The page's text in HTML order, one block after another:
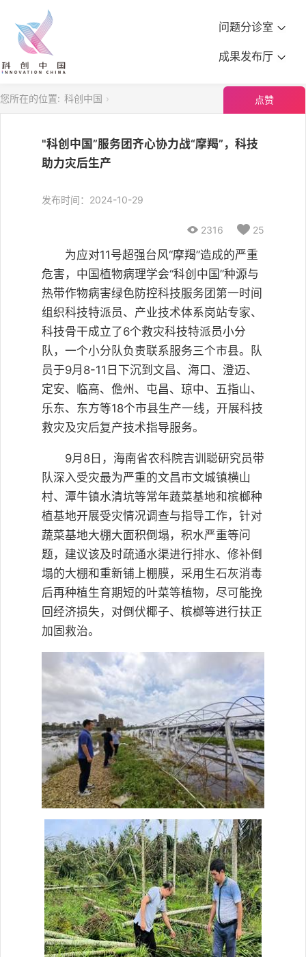
问题分诊室
成果发布厅
您所在的位置: 科创中国 点赞
"科创中国”服务团齐心协力战“摩羯”，科技
助力灾后生产
发布时间：2024-10-29
 25
 2316
为应对11号超强台风“摩羯”造成的严重
危害，中国植物病理学会“科创中国”种源与
热带作物病害绿色防控科技服务团第一时间
组织科技特派员、产业技术体系岗站专家、
科技骨干成立了6个救灾科技特派员小分
队，一个小分队负责联系服务三个市县。队
员于9月8-11日下沉到文昌、海口、澄迈、
定安、临高、儋州、屯昌、琼中、五指山、
乐东、东方等18个市县生产一线，开展科技
救灾及灾后复产技术指导服务。
9月8日，海南省农科院吉训聪研究员带
队深入受灾最为严重的文昌市文城镇横山
村、潭牛镇水清坑等常年蔬菜基地和槟榔种
植基地开展受灾情况调查与指导工作，针对
蔬菜基地大棚大面积倒塌，积水严重等问
题，建议该及时疏通水渠进行排水、修补倒
塌的大棚和重新铺上棚膜，采用生石灰消毒
后再种植生育期短的叶菜等植物，尽可能挽
回经济损失，对倒伏椰子、槟榔等进行扶正
加固救治。